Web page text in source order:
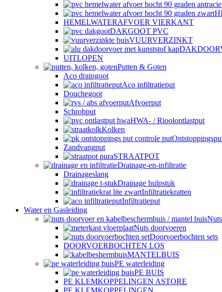
HEMELWATERAFVOER VIERKANT
DAKGOOT PVC
VUURVERZINKT
UITLOPEN
Putten & Goten
Aco draingoot
Aco infiltratieput
Douchegoot
Afvoerput
Schrobput
HWA- / Rioolontlastput
Kolken
Zandvangput
STRAATPOT
Drainage-en-infiltratie
Drainageslang
Drainage hulpstuk
Infiltratiekratten
Infiltratieput
Water en Gasleiding
Nuts
Nuts doorvoeren
Doorvoerbochten sets
DOORVOERBOCHTEN LOS
MANTELBUIS
PE waterleiding
PE BUIS
PE KLEMKOPPELINGEN ASTORE
PE KLEMKOPPELINGEN